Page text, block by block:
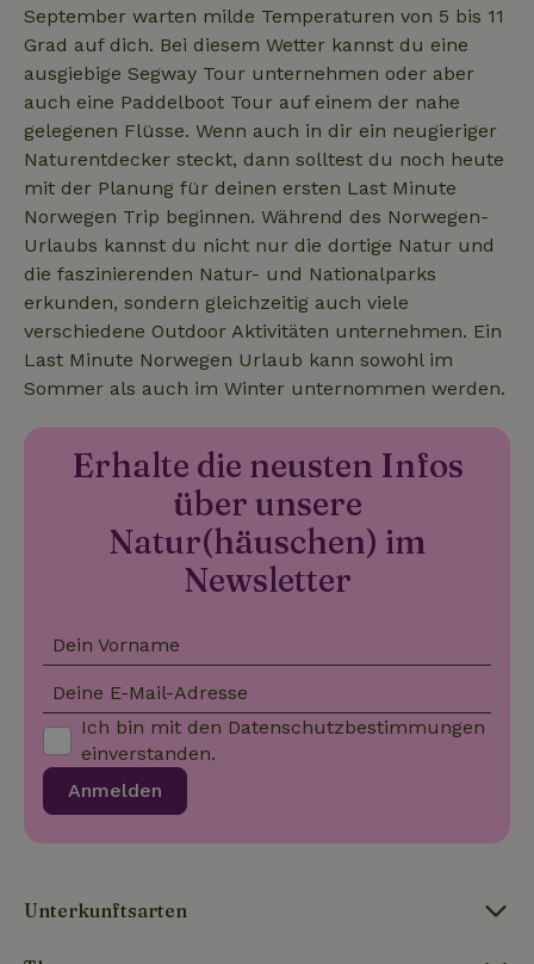
September warten milde Temperaturen von 5 bis 11
Grad auf dich. Bei diesem Wetter kannst du eine
ausgiebige Segway Tour unternehmen oder aber
auch eine Paddelboot Tour auf einem der nahe
gelegenen Flüsse. Wenn auch in dir ein neugieriger
Naturentdecker steckt, dann solltest du noch heute
mit der Planung für deinen ersten Last Minute
Norwegen Trip beginnen. Während des Norwegen-
Urlaubs kannst du nicht nur die dortige Natur und
die faszinierenden Natur- und Nationalparks
erkunden, sondern gleichzeitig auch viele
verschiedene Outdoor Aktivitäten unternehmen. Ein
Last Minute Norwegen Urlaub kann sowohl im
Sommer als auch im Winter unternommen werden.
Erhalte die neusten Infos
über unsere
Natur(häuschen) im
Newsletter
Dein Vorname
Deine E-Mail-Adresse
Anmelden
Ich bin mit den Datenschutzbestimmungen
einverstanden.
Unterkunftsarten